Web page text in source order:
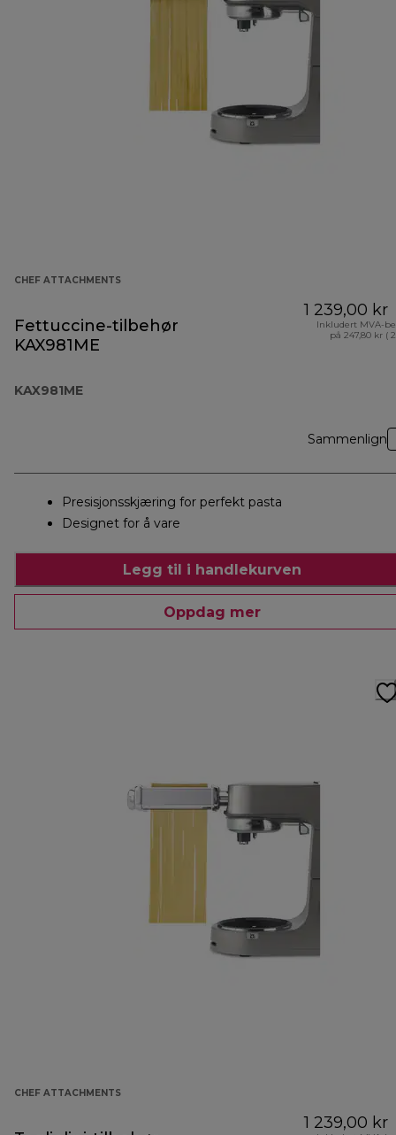
CHEF ATTACHMENTS
Fettuccine-tilbehør
KAX981ME
KAX981ME
1 239,00 kr
Inkludert MVA-
på 247,80 kr (
Sammenlign
Presisjonsskjæring for perfekt pasta
Designet for å vare
Legg til i handlekurven
Oppdag mer
CHEF ATTACHMENTS
1 239,00 kr